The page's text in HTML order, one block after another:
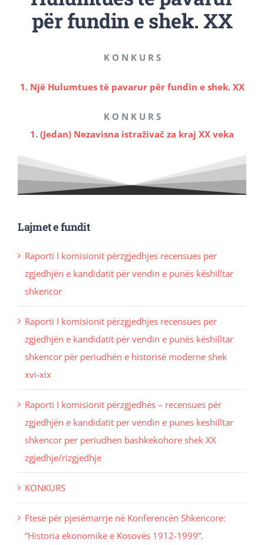
Revista Kosova
Kontakti
për fundin e shek. XX
K O N K U R S
1. Një Hulumtues të pavarur për fundin e shek. XX
K O N K U R S
1. (Jedan) Nezavisna istraživač za kraj XX veka
Lajmet e fundit
Raporti I komisionit përzgjedhjes recensues per
zgjedhjën e kandidatit për vendin e punës këshilltar
shkencor
Raporti I komisionit përzgjedhjes recensues per
zgjedhjën e kandidatit për vendin e punës këshilltar
shkencor për periudhën e historisë moderne shek
xvi-xix
Raporti I komisionit përzgjedhës – recensues për
zgjedhjën e kandidatit per vendin e punes keshilltar
shkencor per periudhen bashkekohore shek XX
zgjedhje/rizgjedhje
KONKURS
Ftesë për pjesëmarrje në Konferencën Shkencore:
“Historia ekonomike e Kosovës 1912-1999”.